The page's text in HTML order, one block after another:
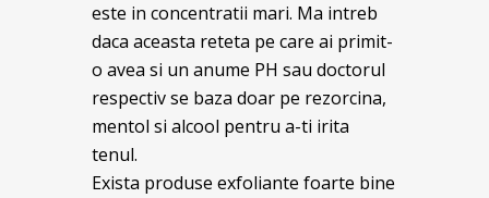
este in concentratii mari. Ma intreb
daca aceasta reteta pe care ai primit-
o avea si un anume PH sau doctorul
respectiv se baza doar pe rezorcina,
mentol si alcool pentru a-ti irita
tenul.
Exista produse exfoliante foarte bine